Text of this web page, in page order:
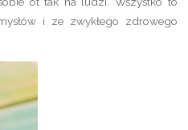
i ze zwykłego zdrowego